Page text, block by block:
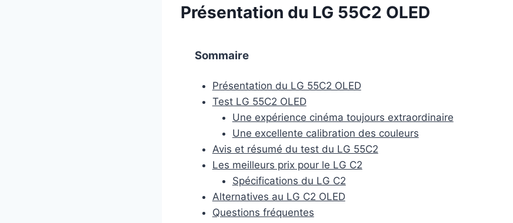
Présentation du LG 55C2 OLED
Sommaire
Présentation du LG 55C2 OLED
Test LG 55C2 OLED
Une expérience cinéma toujours extraordinaire
Une excellente calibration des couleurs
Avis et résumé du test du LG 55C2
Les meilleurs prix pour le LG C2
Spécifications du LG C2
Alternatives au LG C2 OLED
Questions fréquentes